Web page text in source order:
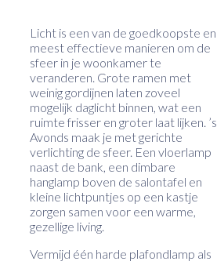
Licht is een van de goedkoopste en
meest effectieve manieren om de
sfeer in je woonkamer te
veranderen. Grote ramen met
weinig gordijnen laten zoveel
mogelijk daglicht binnen, wat een
ruimte frisser en groter laat lijken. ’s
Avonds maak je met gerichte
verlichting de sfeer. Een vloerlamp
naast de bank, een dimbare
hanglamp boven de salontafel en
kleine lichtpuntjes op een kastje
zorgen samen voor een warme,
gezellige living.
Vermijd één harde plafondlamp als